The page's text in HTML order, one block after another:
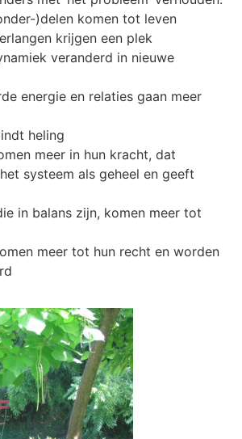
)delen komen tot leven
krijgen een plek
veranderd in nieuwe
energie en relaties gaan meer
heling
meer in hun kracht, dat
systeem als geheel en geeft
in balans zijn, komen meer tot
meer tot hun recht en worden